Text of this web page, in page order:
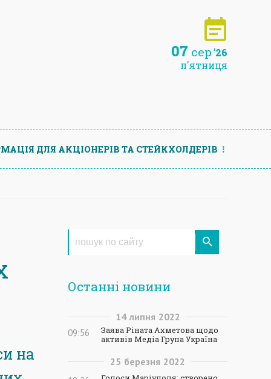
07 сер '26
п'ятниця
ДЛЯ АКЦIОНЕРIВ ТА СТЕЙКХОЛДЕРIВ
на
Останні новини
14 липня 2022
09:56
Заява Ріната Ахметова щодо
активів Медіа Група Україна
25 березня 2022